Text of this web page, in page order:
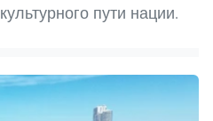
пути нации.